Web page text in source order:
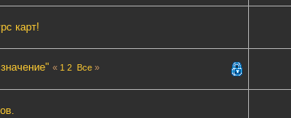
карт!
« 1 2 Все »